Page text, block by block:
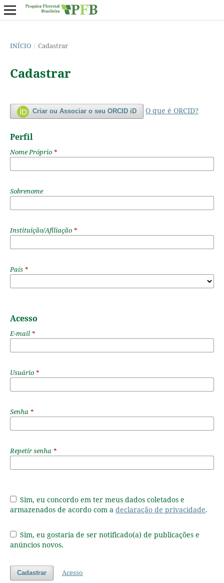
INÍCIO / Cadastrar
Cadastrar
Criar ou Associar o seu ORCID iD O que é ORCID?
Perfil
Nome Próprio *
Sobrenome
Instituição/Afiliação *
País *
Acesso
E-mail *
Usuário *
Senha *
Repetir senha *
Sim, eu concordo em ter meus dados coletados e
armazenados de acordo com a declaração de privacidade.
Sim, eu gostaria de ser notificado(a) de publicações e
anúncios novos.
Cadastrar Acesso